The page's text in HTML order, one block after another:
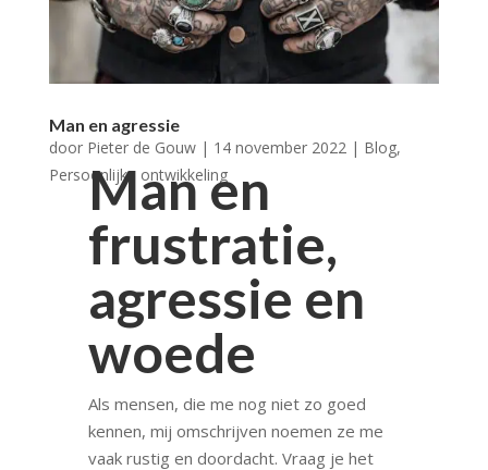
Man en agressie
door Pieter de Gouw| 14 november 2022| Blog,
Persoonlijke ontwikkeling
Man en
frustratie,
agressie en
woede
Als mensen, die me nog niet zo goed
kennen, mij omschrijven noemen ze me
vaak rustig en doordacht. Vraag je het